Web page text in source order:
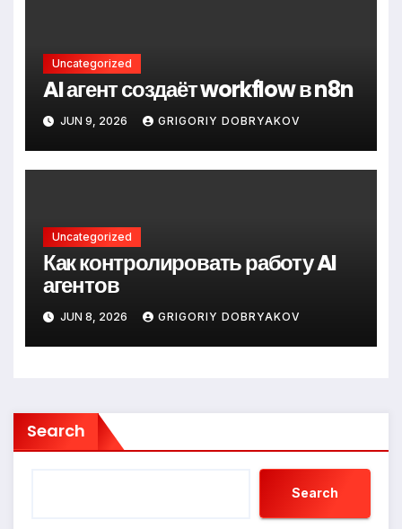
Uncategorized
AI агент создаёт workflow в n8n
JUN 9, 2026 GRIGORIY DOBRYAKOV
Uncategorized
Как контролировать работу AI
агентов
JUN 8, 2026 GRIGORIY DOBRYAKOV
Search
Search